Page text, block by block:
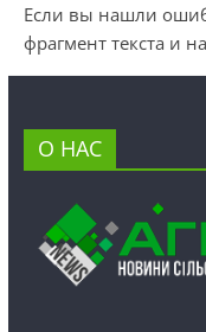
Если вы нашли
фрагмент текста и
О НАС